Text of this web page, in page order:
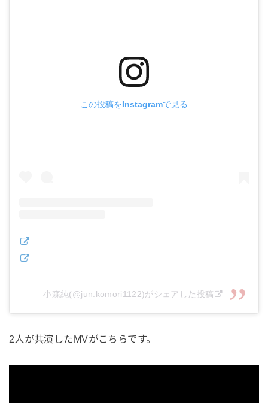
この投稿をInstagramで見る
小森純(@jun.komori1122)がシェアした投稿
2人が共演したMVがこちらです。